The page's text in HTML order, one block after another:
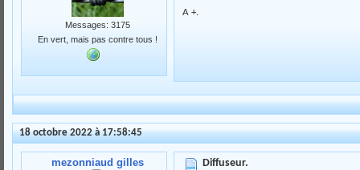
Messages: 3175
En vert, mais pas contre tous !
A +.
18 octobre 2022 à 17:58:45
mezonniaud gilles Diffuseur.